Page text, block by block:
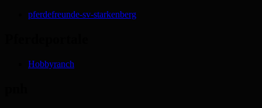
pferdefreunde-sv-starkenberg
Hobbyranch